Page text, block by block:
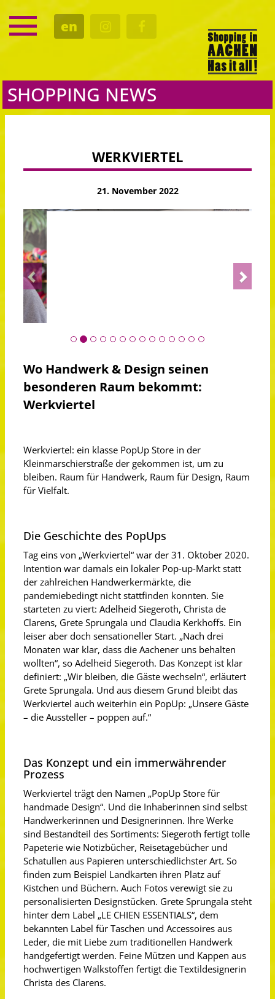
en
SERVICE
DATES
SHOPPING NEWS
WERKVIERTEL
21. November 2022
Previous Next
Wo Handwerk & Design seinen
besonderen Raum bekommt:
Werkviertel
Werkviertel: ein klasse PopUp Store in der
Kleinmarschier­straße der gekommen ist, um zu
bleiben. Raum für Handwerk, Raum für Design, Raum
für Vielfalt.
Die Geschichte des PopUps
Tag eins von „Werkviertel“ war der 31. Oktober 2020.
Intention war damals ein lokaler Pop-up-Markt statt
der zahlreichen Handwerkermärkte, die
pandemiebedingt nicht stattfinden konnten. Sie
starteten zu viert: Adelheid Siegeroth, Christa de
Clarens, Grete Sprungala und Claudia Kerkhoffs. Ein
leiser aber doch sensationeller Start. „Nach drei
Monaten war klar, dass die Aachener uns behalten
wollten“, so Adelheid Siegeroth. Das Konzept ist klar
definiert: „Wir bleiben, die Gäste wechseln“, erläutert
Grete Sprungala. Und aus diesem Grund bleibt das
Werkviertel auch weiterhin ein PopUp: „Unsere Gäste
– die Aussteller – poppen auf.“
Das Konzept und ein immerwährender
Prozess
Werkviertel trägt den Namen „PopUp Store für
handmade Design“. Und die Inhaberinnen sind selbst
Handwerkerinnen und Designerinnen. Ihre Werke
sind Bestandteil des Sortiments: Siegeroth fertigt tolle
Papeterie wie Notizbücher, Reisetagebücher und
Schatullen aus Papieren unterschiedlichster Art. So
finden zum Beispiel Landkarten ihren Platz auf
Kistchen und Büchern. Auch Fotos verewigt sie zu
personalisierten Designstücken. Grete Sprungala steht
hinter dem Label „LE CHIEN ESSENTIALS“, dem
bekannten Label für Taschen und Accessoires aus
Leder, die mit Liebe zum traditionellen Handwerk
handgefertigt werden. Feine Mützen und Kappen aus
hochwertigen Walkstoffen fertigt die Textildesignerin
Christa des Clarens.